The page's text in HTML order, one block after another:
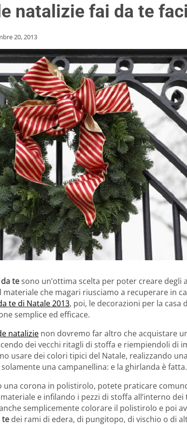
natalizie fai da te
20, 2013
tesono un’ottima scelta per poter creare degli
materiale che magari riusciamo a recuperare in
te di Natale 2013, poi, le decorazioni per la casa
semplice ed efficace.
natalizie non dovremo far altro che acquistare
dei vecchi ritagli di stoffa e riempiendoli di
usare dei colori tipici del Natale, realizzando una
una campanellina: e la ghirlanda è fatta.
una corona in polistirolo, potete praticare
e infilando i pezzi di stoffa all’interno
semplicemente colorare il polistirolo e poi
te dei rami di edera, di pungitopo, di vischio o di